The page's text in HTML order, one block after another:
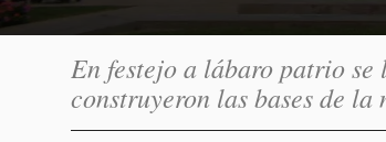
En festejo a lábaro patrio
construyeron las bases de la